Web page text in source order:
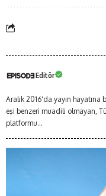
Editör
Aralık 2016'da yayın
eşi benzeri muadili olmayan,
platformu...